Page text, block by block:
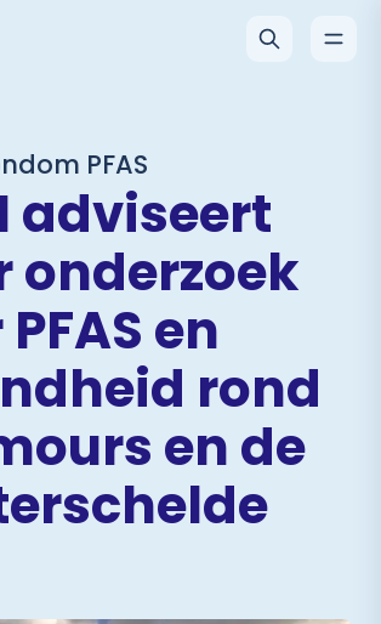
PFAS
adviseert
onderzoek
en
rond
en de